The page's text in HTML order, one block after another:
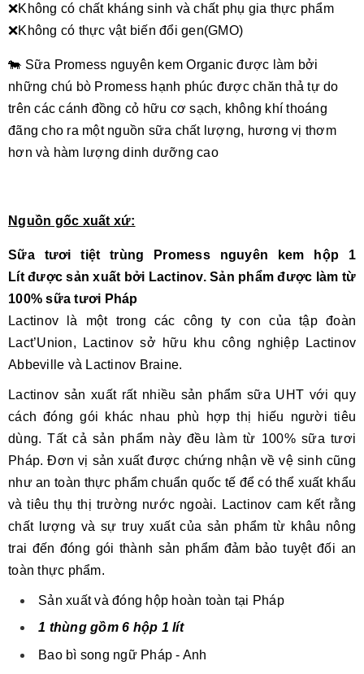
❌Không có chất kháng sinh và chất phụ gia thực phẩm
❌Không có thực vật biến đổi gen(GMO)
🐄 Sữa Promess nguyên kem Organic được làm bởi
những chú bò Promess hạnh phúc được chăn thả tự do
trên các cánh đồng cỏ hữu cơ sạch, không khí thoáng
đãng cho ra một nguồn sữa chất lượng, hương vị thơm
hơn và hàm lượng dinh dưỡng cao
Nguồn gốc xuất xứ:
Sữa tươi tiệt trùng Promess nguyên kem hộp 1
Lít được sản xuất bởi Lactinov. Sản phẩm được làm từ
100% sữa tươi Pháp
Lactinov là một trong các công ty con của tập đoàn
Lact’Union, Lactinov sở hữu khu công nghiệp Lactinov
Abbeville và Lactinov Braine.
Lactinov sản xuất rất nhiều sản phẩm sữa UHT với quy
cách đóng gói khác nhau phù hợp thị hiếu người tiêu
dùng. Tất cả sản phẩm này đều làm từ 100% sữa tươi
Pháp. Đơn vị sản xuất được chứng nhận về vệ sinh cũng
như an toàn thực phẩm chuẩn quốc tế để có thể xuất khẩu
và tiêu thụ thị trường nước ngoài. Lactinov cam kết rằng
chất lượng và sự truy xuất của sản phẩm từ khâu nông
trai đến đóng gói thành sản phẩm đảm bảo tuyệt đối an
toàn thực phẩm.
Sản xuất và đóng hộp hoàn toàn tại Pháp
1 thùng gồm 6 hộp 1 lít
Bao bì song ngữ Pháp - Anh